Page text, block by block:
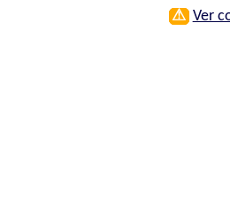
⚠ Ver